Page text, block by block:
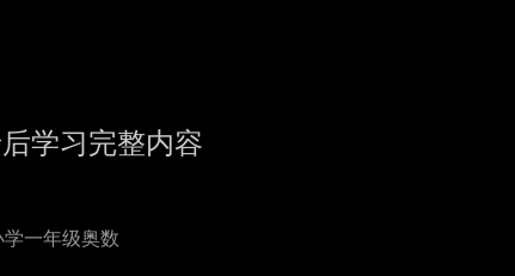
学习完整内容
学一年级奥数